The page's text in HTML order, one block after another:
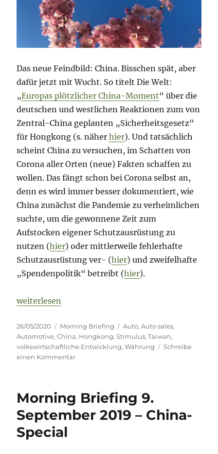
World-
Das neue Feindbild: China. Bisschen spät, aber
dafür jetzt mit Wucht. So titelt Die Welt:
„Europas plötzlicher China-Moment“ über die
deutschen und westlichen Reaktionen zum von
Zentral-China geplanten „Sicherheitsgesetz“
für Hongkong (s. näherhier). Und tatsächlich
scheint China zu versuchen, im Schatten von
Corona aller Orten (neue) Fakten schaffen zu
wollen. Das fängt schon bei Corona selbst an,
denn es wird immer besser dokumentiert, wie
China zunächst die Pandemie zu verheimlichen
suchte, um die gewonnene Zeit zum
Aufstocken eigener Schutzausrüstung zu
nutzen (hier) oder mittlerweile fehlerhafte
Schutzausrüstung ver- (hier) und zweifelhafte
„Spendenpolitik“ betreibt (hier).
„Morning Briefing – 26. Mai 2020 – China-
weiterlesen
Veröffentlicht
am
26/05/2020 Kategorien
Morning Briefing Schlagwörter
Auto,Auto sales,
Automotive,China, Hongkong,Stimulus,Taiwan,
volkswirtschaftliche Entwicklung,Währung
Schreibe
einen Kommentarzu
26.
Mai
2020
Morning Briefing 9.
September 2019 – China-
Special